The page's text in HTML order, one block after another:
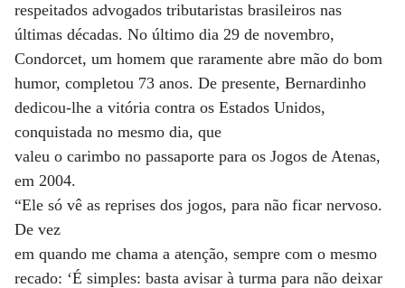
respeitados advogados tributaristas brasileiros nas
últimas décadas. No último dia 29 de novembro,
Condorcet, um homem que raramente abre mão do bom
humor, completou 73 anos. De presente, Bernardinho
dedicou-lhe a vitória contra os Estados Unidos,
conquistada no mesmo dia, que
valeu o carimbo no passaporte para os Jogos de Atenas,
em 2004.
“Ele só vê as reprises dos jogos, para não ficar nervoso.
De vez
em quando me chama a atenção, sempre com o mesmo
recado: ‘É simples: basta avisar à turma para não deixar